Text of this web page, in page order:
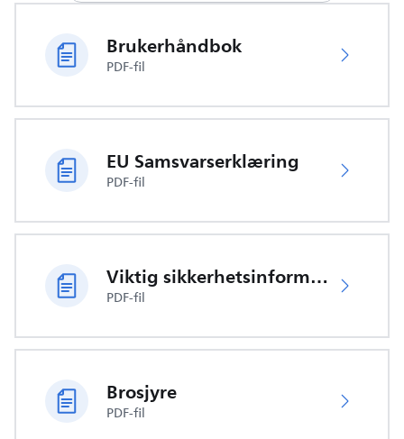
Brukerhåndbok
PDF-fil
EU Samsvarserklæring
PDF-fil
Viktig sikkerhetsinformasjon
PDF-fil
Brosjyre
PDF-fil